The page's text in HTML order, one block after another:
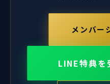
メンバー
LINE特典